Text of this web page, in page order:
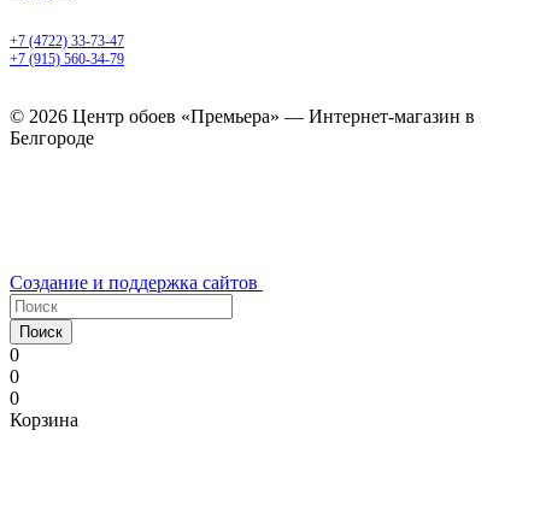
+7 (4722) 33-73-47
+7 (915) 560-34-79
© 2026 Центр обоев «Премьера» — Интернет-магазин в
Белгороде
Создание и поддержка сайтов
Поиск
0
0
0
Корзина